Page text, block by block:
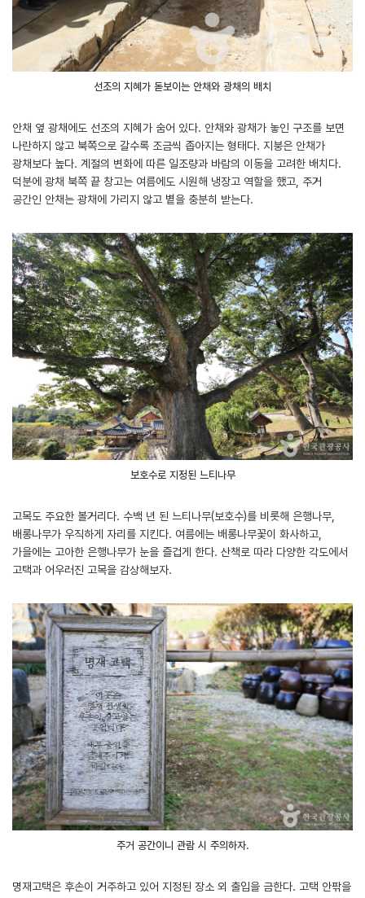
선조의 지혜가 돋보이는 안채와 광채의 배치
안채 옆 광채에도 선조의 지혜가 숨어 있다. 안채와 광채가 놓인 구조를 보면
나란하지 않고 북쪽으로 갈수록 조금씩 좁아지는 형태다. 지붕은 안채가
광채보다 높다. 계절의 변화에 따른 일조량과 바람의 이동을 고려한 배치다.
덕분에 광채 북쪽 끝 창고는 여름에도 시원해 냉장고 역할을 했고, 주거
공간인 안채는 광채에 가리지 않고 볕을 충분히 받는다.
보호수로 지정된 느티나무
고목도 주요한 볼거리다. 수백 년 된 느티나무(보호수)를 비롯해 은행나무,
배롱나무가 우직하게 자리를 지킨다. 여름에는 배롱나무꽃이 화사하고,
가을에는 고아한 은행나무가 눈을 즐겁게 한다. 산책로 따라 다양한 각도에서
고택과 어우러진 고목을 감상해보자.
주거 공간이니 관람 시 주의하자.
명재고택은 후손이 거주하고 있어 지정된 장소 외 출입을 금한다. 고택 안팎을